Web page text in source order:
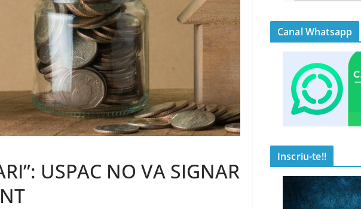
USPAC NO VA SIGNAR
Canal Whatsapp
Inscriu-te!!